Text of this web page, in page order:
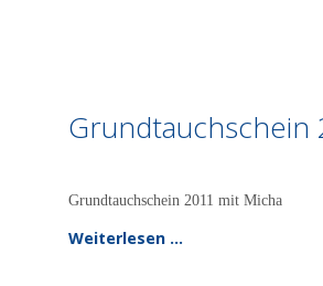
Grundtauchschein
Grundtauchschein 2011 mit Micha
Weiterlesen …